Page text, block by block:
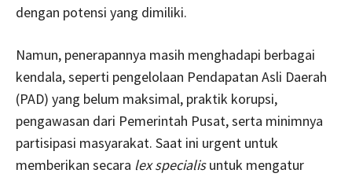
dengan potensi yang dimiliki.
Namun, penerapannya masih menghadapi berbagai
kendala, seperti pengelolaan Pendapatan Asli Daerah
(PAD) yang belum maksimal, praktik korupsi,
pengawasan dari Pemerintah Pusat, serta minimnya
partisipasi masyarakat. Saat ini urgent untuk
memberikan secara lex specialisuntuk mengatur